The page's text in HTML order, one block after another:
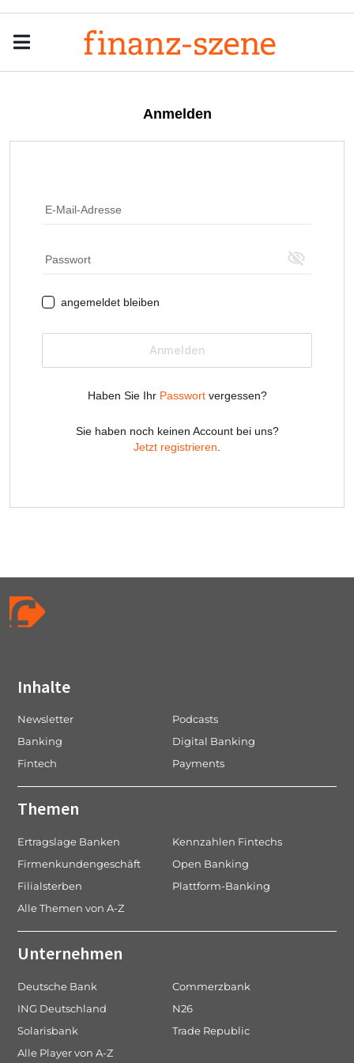
Inhalte
Newsletter
Podcasts
Banking
Digital Banking
Fintech
Payments
Themen
Ertragslage Banken
Kennzahlen Fintechs
Firmenkundengeschäft
Open Banking
Filialsterben
Plattform-Banking
Alle Themen von A-Z
Unternehmen
Deutsche Bank
Commerzbank
ING Deutschland
N26
Solarisbank
Trade Republic
Alle Player von A-Z